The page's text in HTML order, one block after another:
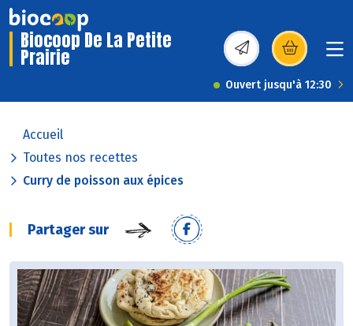
Biocoop De La Petite
Prairie (s’ouvre dans une
Ouvert jusqu'à 12:30
Accueil
Toutes nos recettes
Curry de poisson aux épices
Partager sur